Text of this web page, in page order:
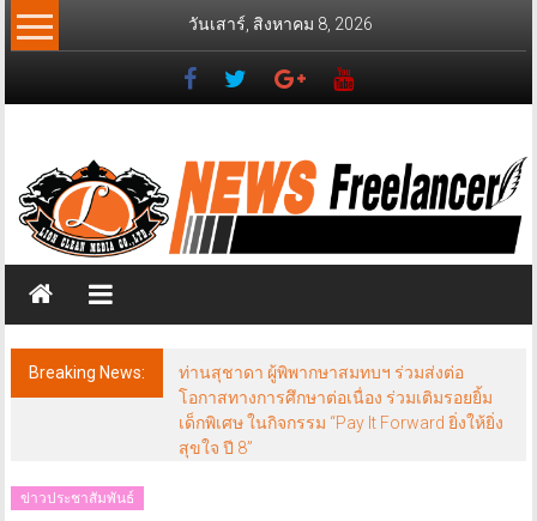
Skip
to
วันเสาร์, สิงหาคม 8, 2026
News
Freelancer
วส์
ฟรี
แลน
เซอร์
Breaking News:
ท่านสุชาดา ผู้พิพากษาสมทบฯ ร่วมส่งต่อ
โอกาสทางการศึกษาต่อเนื่อง ร่วมเติมรอยยิ้ม
เด็กพิเศษ ในกิจกรรม “Pay It Forward ยิ่งให้ยิ่ง
สุขใจ ปี 8”
ข่าวประชาสัมพันธ์